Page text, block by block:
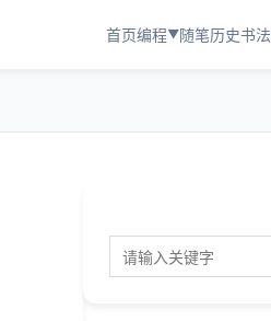
首页编程▼随笔历史书法